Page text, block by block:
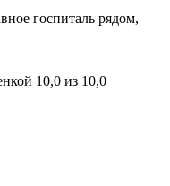
госпиталь рядом,
10,0 из 10,0